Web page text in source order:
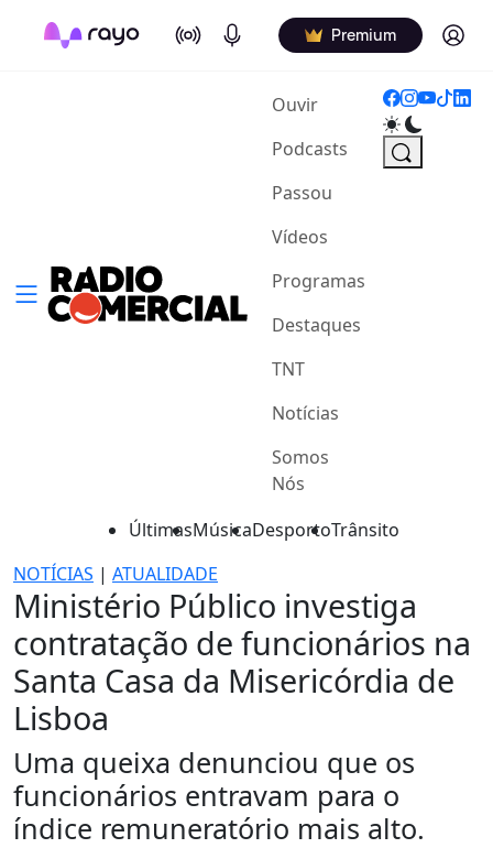
On Air Podcasts Premium Log in
Ouvir(current)
Podcasts
Passou
Vídeos
Programas
Destaques
TNT
Notícias
Somos
Nós
ÚltimasMúsicaDesportoTrânsito
NOTÍCIAS | ATUALIDADE
Ministério Público investiga
contratação de funcionários na
Santa Casa da Misericórdia de
Lisboa
Uma queixa denunciou que os
funcionários entravam para o
índice remuneratório mais alto.